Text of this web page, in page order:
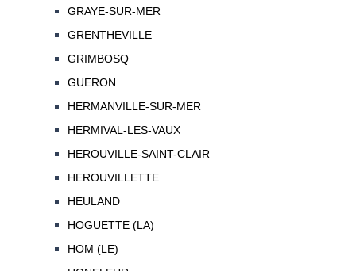
GRAYE-SUR-MER
GRENTHEVILLE
GRIMBOSQ
GUERON
HERMANVILLE-SUR-MER
HERMIVAL-LES-VAUX
HEROUVILLE-SAINT-CLAIR
HEROUVILLETTE
HEULAND
HOGUETTE (LA)
HOM (LE)